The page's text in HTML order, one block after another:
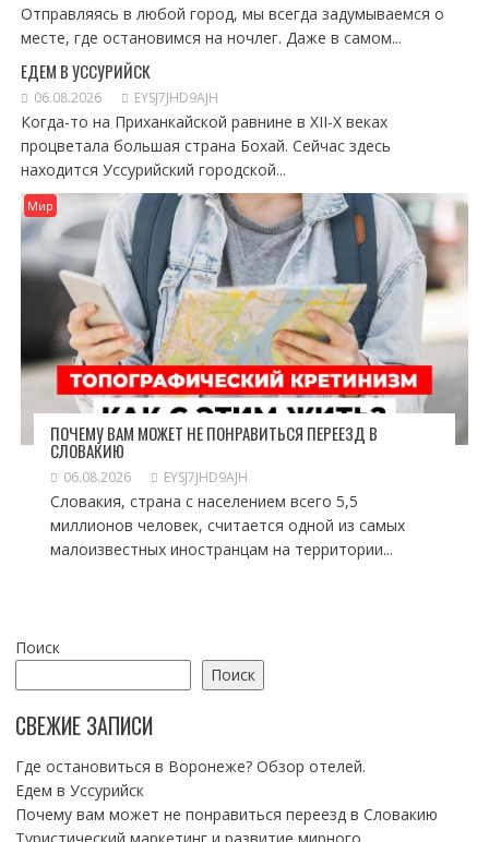
Отправляясь в любой город, мы всегда задумываемся о
месте, где остановимся на ночлег. Даже в самом...
ЕДЕМ В УССУРИЙСК
06.08.2026 EYSJ7JHD9AJH
Когда-то на Приханкайской равнине в XII-X веках
процветала большая страна Бохай. Сейчас здесь
находится Уссурийский городской...
Мир
ПОЧЕМУ ВАМ МОЖЕТ НЕ ПОНРАВИТЬСЯ ПЕРЕЕЗД В
СЛОВАКИЮ
06.08.2026 EYSJ7JHD9AJH
Словакия, страна с населением всего 5,5
миллионов человек, считается одной из самых
малоизвестных иностранцам на территории...
Поиск
Поиск
СВЕЖИЕ ЗАПИСИ
Где остановиться в Воронеже? Обзор отелей.
Едем в Уссурийск
Почему вам может не понравиться переезд в Словакию
Туристический маркетинг и развитие мирного